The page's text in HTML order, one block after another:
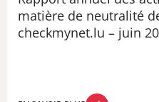
matière de neutralité
checkmynet.lu – juin